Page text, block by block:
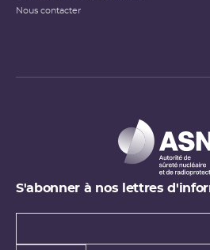
Nous contacter
S'abonner à nos lettres
Types de